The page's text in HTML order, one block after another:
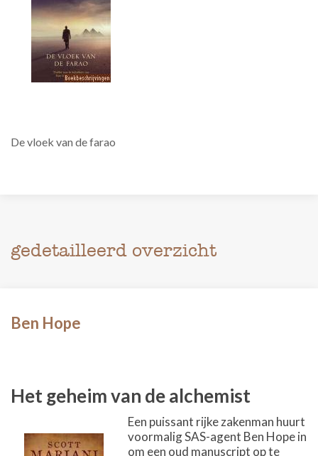
De vloek van de farao
gedetailleerd overzicht
Ben Hope
Het geheim van de alchemist
Een puissant rijke zakenman huurt
voormalig SAS-agent Ben Hope in
om een oud manuscript op te